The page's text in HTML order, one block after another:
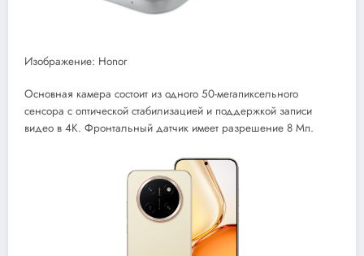
Изображение: Honor
Основная камера состоит из одного 50-мегапиксельного
сенсора с оптической стабилизацией и поддержкой записи
видео в 4K. Фронтальный датчик имеет разрешение 8 Мп.